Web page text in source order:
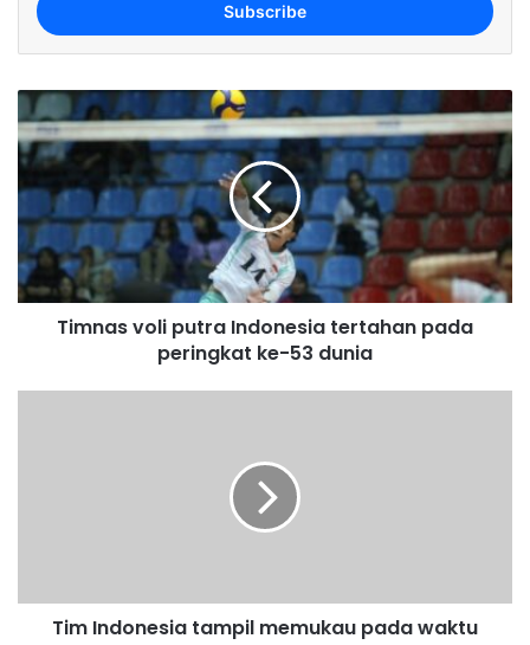
e
o
u
r
E
m
a
i
a
Timnas voli putra Indonesia tertahan pada
peringkat ke-53 dunia
Tim Indonesia tampil memukau pada waktu